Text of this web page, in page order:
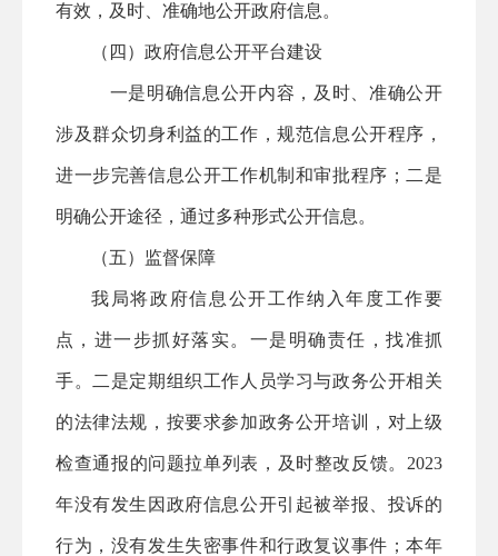
有效，及时、准确地公开政府信息 。
（四）政府信息公开平台建设
一是明确信息公开内容，及时、准确公开
涉及群众切身利益的工作，规范信息公开程序，
进一步完善信息公开工作机制和审批程序；二是
明确公开途径，通过多种形式公开信息。
（五）监督保障
我局将政府信息公开工作纳入年度工作要
点，进一步抓好落实。一是明确责任，找准抓
手。二是定期组织工作人员学习与政务公开相关
的法律法规，按要求参加政务公开培训，对上级
检查通报的问题拉单列表，及时整改反馈。 2023
年没有发生因政府信息公开引起被举报、投诉的
行为，没有发生失密事件和行政复议事件；本年